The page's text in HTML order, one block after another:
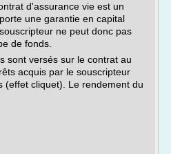
d'assurance vie est un
une garantie en capital
ne peut donc pas
de fonds.
sont versés sur le contrat au
acquis par le souscripteur
(effet cliquet). Le rendement du